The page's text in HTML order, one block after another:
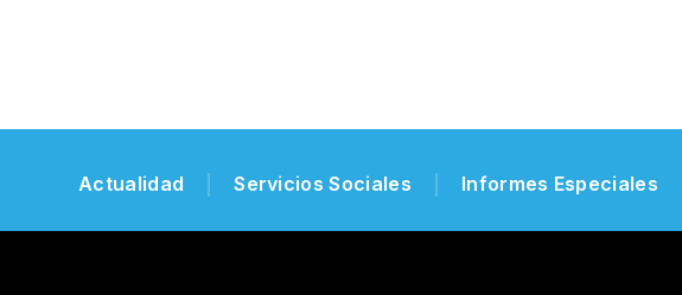
Actualidad Servicios Sociales Informes Especiales